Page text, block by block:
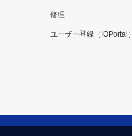
修理
ユーザー登録（IOPortal）